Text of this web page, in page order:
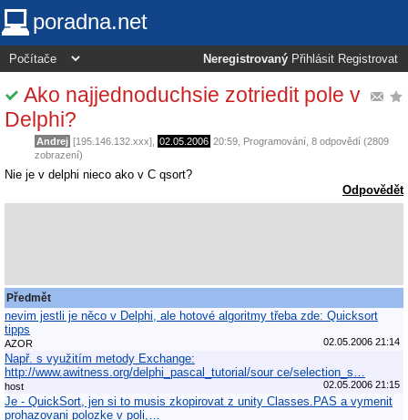
poradna.net
Neregistrovaný Přihlásit Registrovat
Ako najjednoduchsie zotriedit pole v
Delphi?
Andrej [195.146.132.xxx], 02.05.2006 20:59 Programování , 8 odpovědí (2809
zobrazení)
Nie je v delphi nieco ako v C qsort?
Odpovědět
Předmět
nevim jestli je něco v Delphi, ale hotové algoritmy třeba zde: Quicksort
tipps
AZOR 02.05.2006 21:14
Např. s využitím metody Exchange:
http://www.awitness.org/delphi_pascal_tutorial/sour ce/selection_s…
host 02.05.2006 21:15
Je - QuickSort, jen si to musis zkopirovat z unity Classes.PAS a vymenit
prohazovani polozke v poli,…